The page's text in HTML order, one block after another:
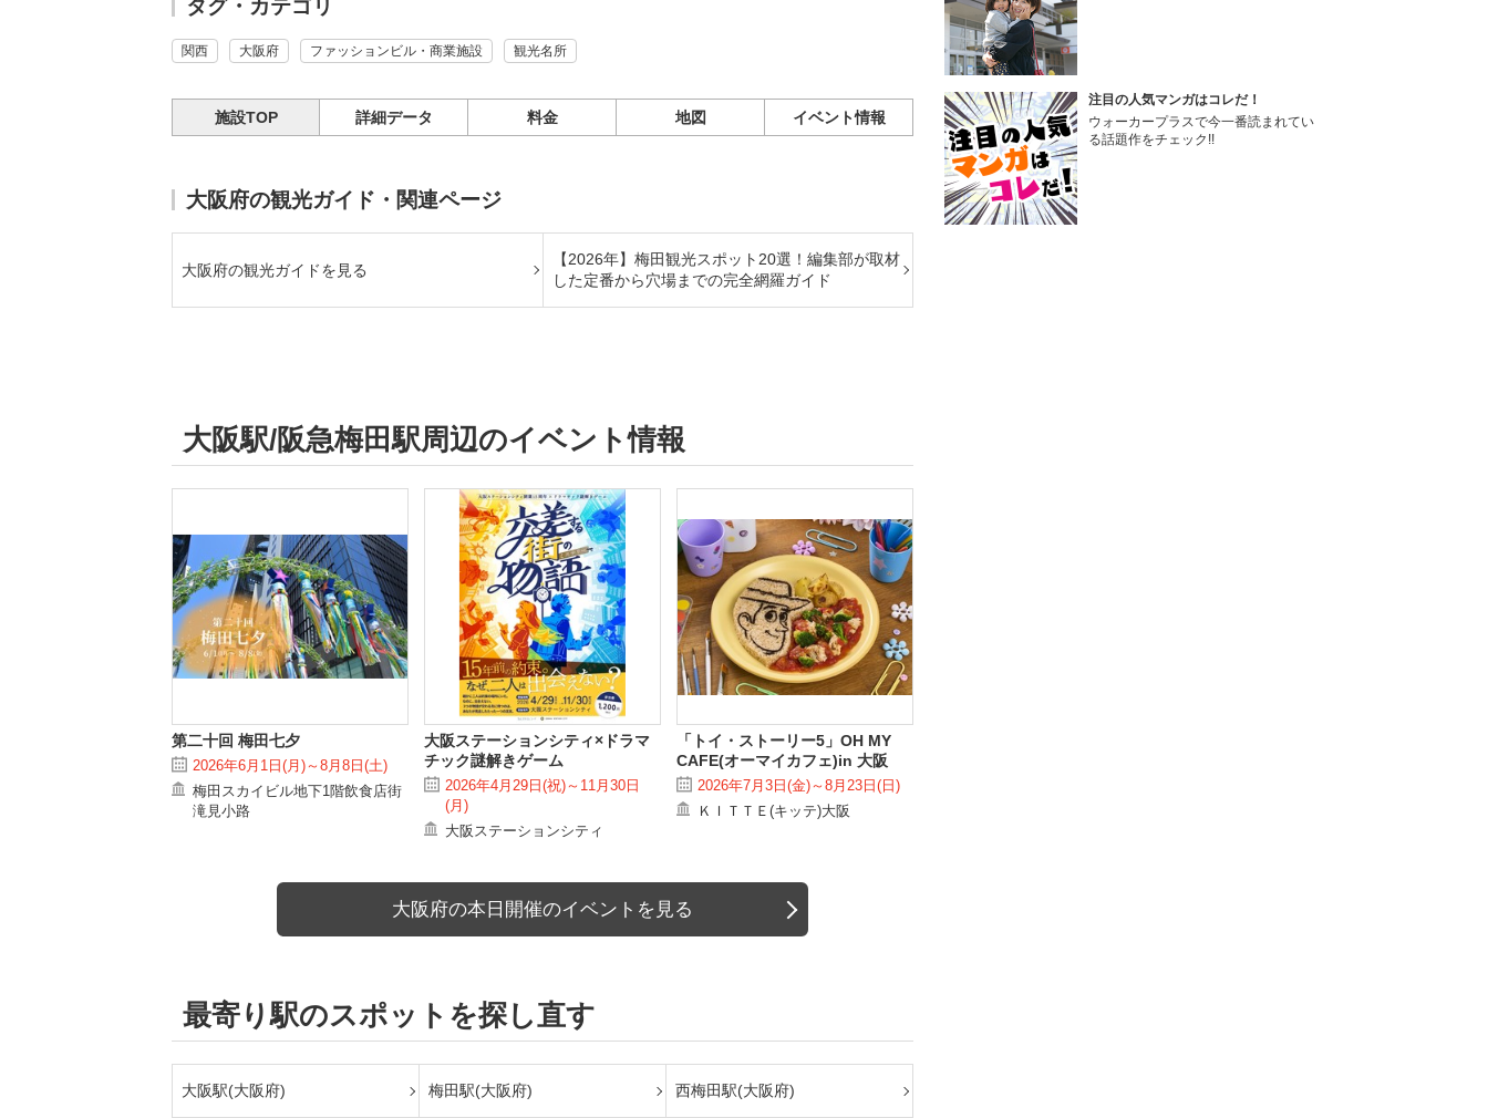
タグ・カテゴリ
関西 大阪府 ファッションビル・商業施設 観光名所
施設TOP 詳細データ 料金 地図 イベント情報
大阪府の観光ガイド・関連ページ
大阪府の観光ガイドを見る
【2026年】梅田観光スポット20選！編集部が取材
した定番から穴場までの完全網羅ガイド
大阪駅/阪急梅田駅周辺のイベント情報
第二十回 梅田七夕
2026年6月1日(月)～8月8日(土)
梅田スカイビル地下1階飲食店街
滝見小路
大阪ステーションシティ×ドラマ
チック謎解きゲーム
2026年4月29日(祝)～11月30日
(月)
大阪ステーションシティ
「トイ・ストーリー5」OH MY
CAFE(オーマイカフェ)in 大阪
2026年7月3日(金)～8月23日(日)
ＫＩＴＴＥ(キッテ)大阪
大阪府の本日開催のイベントを見る
最寄り駅のスポットを探し直す
大阪駅(大阪府) 梅田駅(大阪府) 西梅田駅(大阪府)
注目の人気マンガはコレだ！
ウォーカープラスで今一番読まれてい
る話題作をチェック!!